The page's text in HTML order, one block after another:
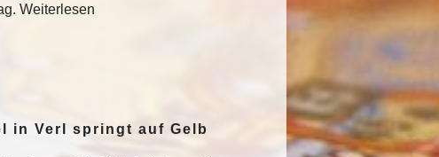
Weiterlesen
in Verl springt auf Gelb